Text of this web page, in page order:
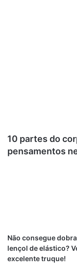
10 partes do
pensamentos
Não consegue
lençol de elástico?
excelente truque!